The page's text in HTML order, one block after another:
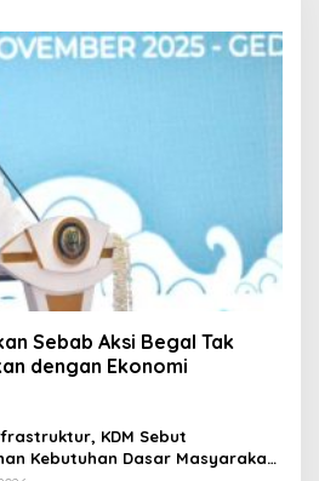
Sebab Aksi Begal Tak
dengan Ekonomi
KDM Sebut
Kebutuhan Dasar Masyarakat